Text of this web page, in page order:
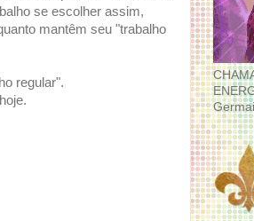
se escolher assim,
mantêm seu "trabalho
regular".